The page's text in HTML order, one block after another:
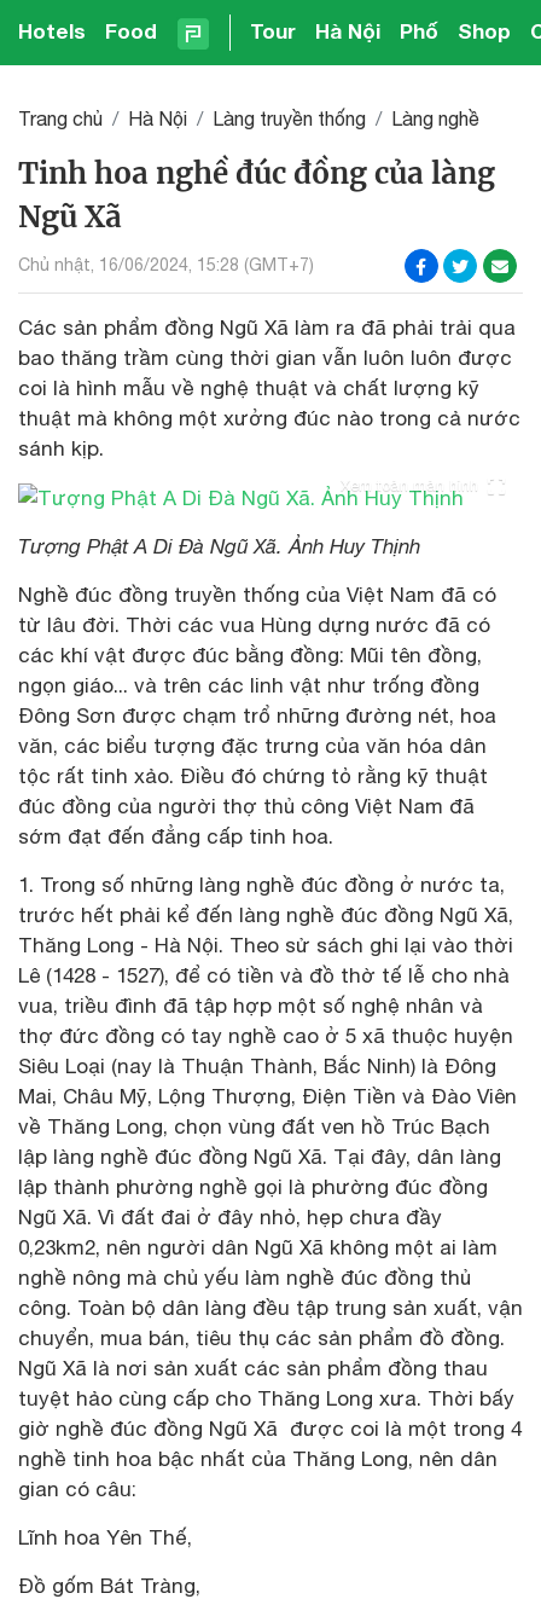
Hotels Food Tour Hà Nội Phố Shop
Trang chủ Hà Nội Làng truyền thống Làng nghề
Tinh hoa nghề đúc đồng của làng
Ngũ Xã
Chủ nhật, 16/06/2024, 15:28 (GMT+7)
Các sản phẩm đồng Ngũ Xã làm ra đã phải trải qua
bao thăng trầm cùng thời gian vẫn luôn luôn được
coi là hình mẫu về nghệ thuật và chất lượng kỹ
thuật mà không một xưởng đúc nào trong cả nước
sánh kịp.
Xem toàn màn hình
Tượng Phật A Di Đà Ngũ Xã. Ảnh Huy Thịnh
Nghề đúc đồng truyền thống của Việt Nam đã có
từ lâu đời. Thời các vua Hùng dựng nước đã có
các khí vật được đúc bằng đồng: Mũi tên đồng,
ngọn giáo... và trên các linh vật như trống đồng
Đông Sơn được chạm trổ những đường nét, hoa
văn, các biểu tượng đặc trưng của văn hóa dân
tộc rất tinh xảo. Điều đó chứng tỏ rằng kỹ thuật
đúc đồng của người thợ thủ công Việt Nam đã
sớm đạt đến đẳng cấp tinh hoa.
1. Trong số những làng nghề đúc đồng ở nước ta,
trước hết phải kể đến làng nghề đúc đồng Ngũ Xã,
Thăng Long - Hà Nội. Theo sử sách ghi lại vào thời
Lê (1428 - 1527), để có tiền và đồ thờ tế lễ cho nhà
vua, triều đình đã tập hợp một số nghệ nhân và
thợ đức đồng có tay nghề cao ở 5 xã thuộc huyện
Siêu Loại (nay là Thuận Thành, Bắc Ninh) là Đông
Mai, Châu Mỹ, Lộng Thượng, Điện Tiền và Đào Viên
về Thăng Long, chọn vùng đất ven hồ Trúc Bạch
lập làng nghề đúc đồng Ngũ Xã. Tại đây, dân làng
lập thành phường nghề gọi là phường đúc đồng
Ngũ Xã. Vì đất đai ở đây nhỏ, hẹp chưa đầy
0,23km2, nên người dân Ngũ Xã không một ai làm
nghề nông mà chủ yếu làm nghề đúc đồng thủ
công. Toàn bộ dân làng đều tập trung sản xuất, vận
chuyển, mua bán, tiêu thụ các sản phẩm đồ đồng.
Ngũ Xã là nơi sản xuất các sản phẩm đồng thau
tuyệt hảo cùng cấp cho Thăng Long xưa. Thời bấy
giờ nghề đúc đồng Ngũ Xã được coi là một trong 4
nghề tinh hoa bậc nhất của Thăng Long, nên dân
gian có câu:
Lĩnh hoa Yên Thế,
Đồ gốm Bát Tràng,